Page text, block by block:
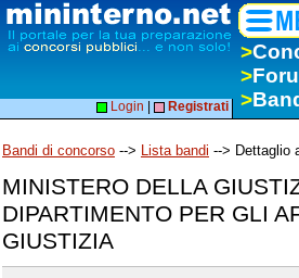
>
>
>
Login Registrati
Bandi di concorso --> Lista bandi --> Dettaglio
MINISTERO DELLA
DIPARTIMENTO PER GLI
GIUSTIZIA